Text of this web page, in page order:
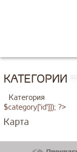
КАТЕГОРИИ
Категория
$category['id']]); ?>
Карта